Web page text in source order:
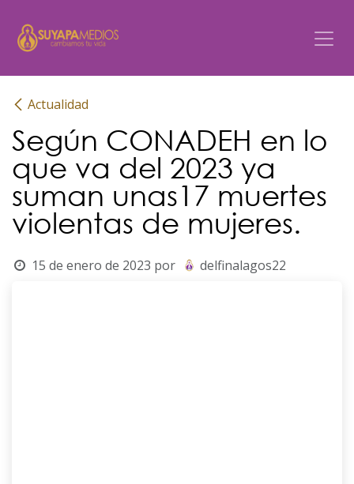
Actualidad
Según CONADEH en lo
que va del 2023 ya
suman unas17 muertes
violentas de mujeres.
15 de enero de 2023 por delfinalagos22